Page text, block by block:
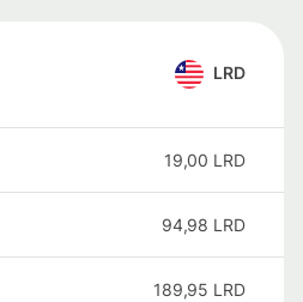
LRD
19,00 LRD
94,98 LRD
189,95 LRD